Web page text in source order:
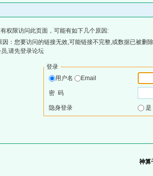
权限访问此页面，可能有如下几个原因:
因：您要访问的链接无效,可能链接不完整,或数据已被删
,请先登录论坛
登录
用户名
Email
密 码
隐身登录
神算